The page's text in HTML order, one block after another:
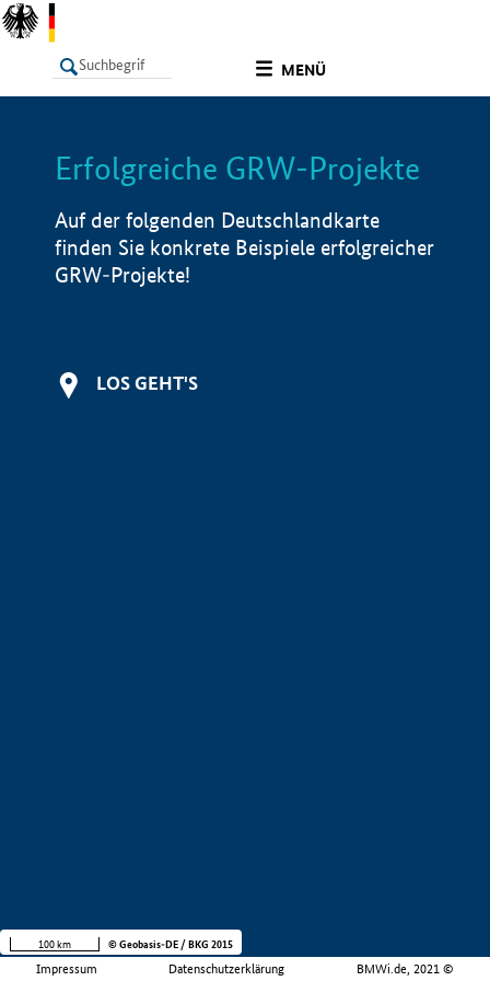
MENÜ
LISTE Info
Erfolgreiche GRW-Projekte
Auf der folgenden Deutschlandkarte
finden Sie konkrete Beispiele erfolgreicher
GRW-Projekte!
LOS GEHT'S
Impressum Datenschutzerklärung BMWi.de, 2021 ©
100 km © Geobasis-DE / BKG 2015